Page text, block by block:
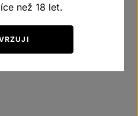
při podávání 10–12 °C
než 18 let.